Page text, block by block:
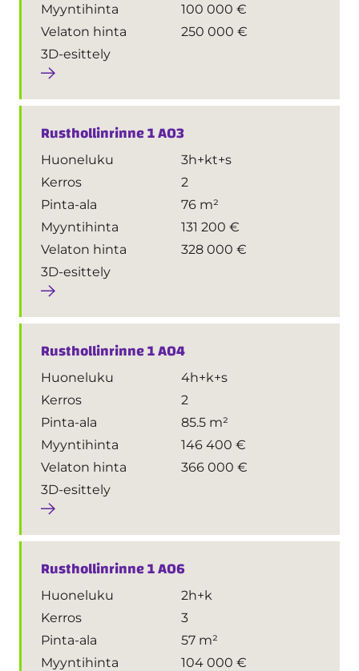
Myyntihinta
100 000 €
Velaton hinta
250 000 €
3D-esittely
Rusthollinrinne 1 A03
Huoneluku
3h+kt+s
Kerros
2
Pinta-ala
76 m²
Myyntihinta
131 200 €
Velaton hinta
328 000 €
3D-esittely
Rusthollinrinne 1 A04
Huoneluku
4h+k+s
Kerros
2
Pinta-ala
85.5 m²
Myyntihinta
146 400 €
Velaton hinta
366 000 €
3D-esittely
Rusthollinrinne 1 A06
Huoneluku
2h+k
Kerros
3
Pinta-ala
57 m²
Myyntihinta
104 000 €